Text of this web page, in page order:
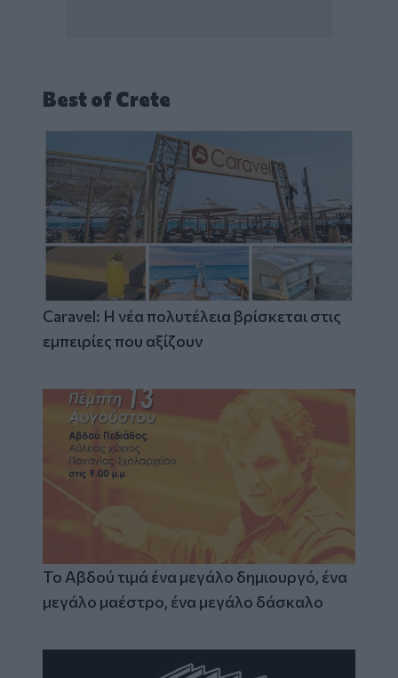
Best of Crete
Caravel: Η νέα πολυτέλεια βρίσκεται στις
εμπειρίες που αξίζουν
Το Αβδού τιμά ένα μεγάλο δημιουργό, ένα
μεγάλο μαέστρο, ένα μεγάλο δάσκαλο